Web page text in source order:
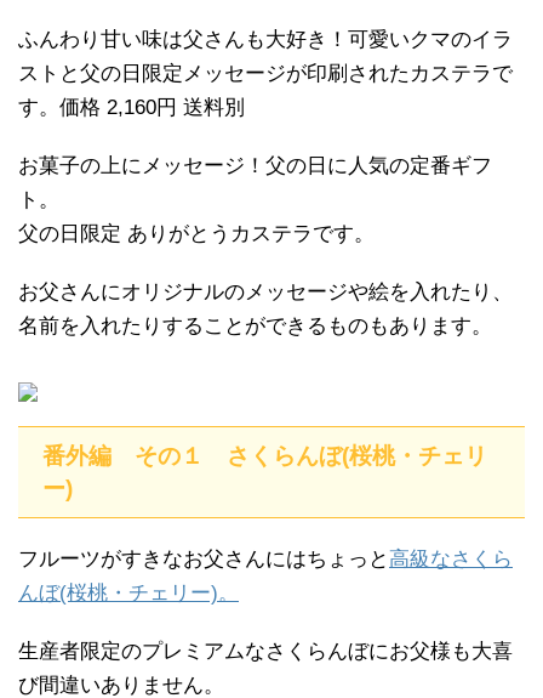
ふんわり甘い味は父さんも大好き！可愛いクマのイラ
ストと父の日限定メッセージが印刷されたカステラで
す。価格 2,160円 送料別
お菓子の上にメッセージ！父の日に人気の定番ギフ
ト。
父の日限定 ありがとうカステラです。
お父さんにオリジナルのメッセージや絵を入れたり、
名前を入れたりすることができるものもあります。
番外編 その１ さくらんぼ(桜桃・チェリ
ー)
フルーツがすきなお父さんにはちょっと高級なさくら
んぼ(桜桃・チェリー)。
生産者限定のプレミアムなさくらんぼにお父様も大喜
び間違いありません。